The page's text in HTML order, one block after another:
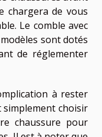
chargera de vous
Le comble avec
sont dotés
de réglementer
à rester
simplement choisir
chaussure pour